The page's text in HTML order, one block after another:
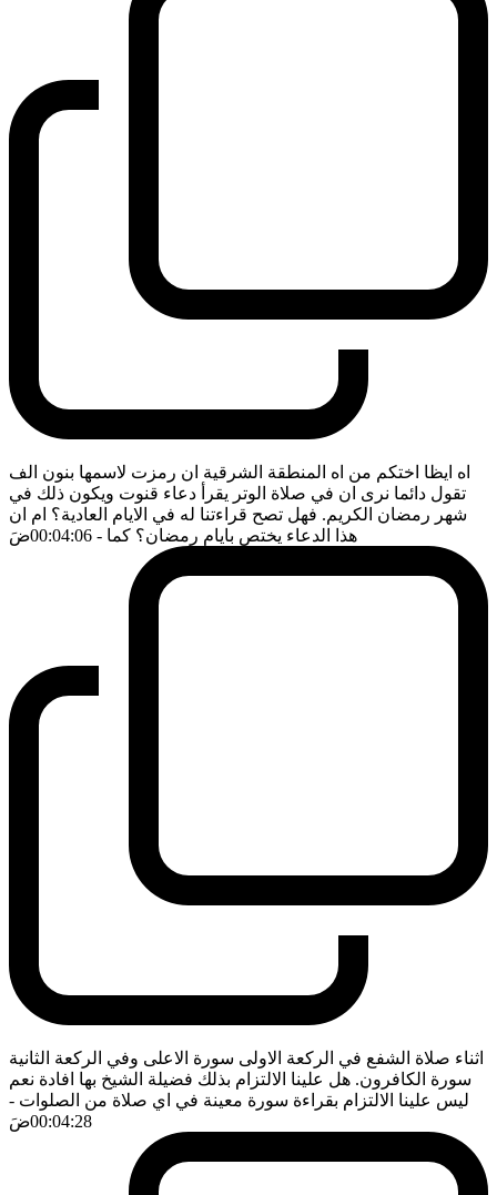
اه ايظا اختكم من اه المنطقة الشرقية ان رمزت لاسمها بنون الف
تقول دائما نرى ان في صلاة الوتر يقرأ دعاء قنوت ويكون ذلك في
شهر رمضان الكريم. فهل تصح قراءتنا له في الايام العادية؟ ام ان
هذا الدعاء يختص بايام رمضان؟ كما - 00:04:06 ضَ
اثناء صلاة الشفع في الركعة الاولى سورة الاعلى وفي الركعة الثانية
سورة الكافرون. هل علينا الالتزام بذلك فضيلة الشيخ بها افادة نعم
ليس علينا الالتزام بقراءة سورة معينة في اي صلاة من الصلوات -
00:04:28ضَ